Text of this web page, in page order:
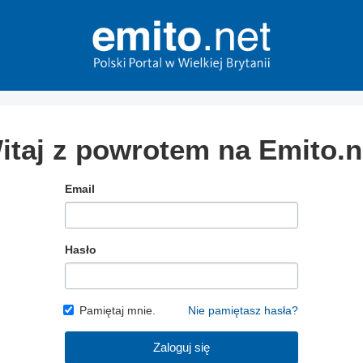
z powrotem na
Email
Hasło
Pamiętaj mnie. Nie pamiętasz hasła?
Zaloguj się